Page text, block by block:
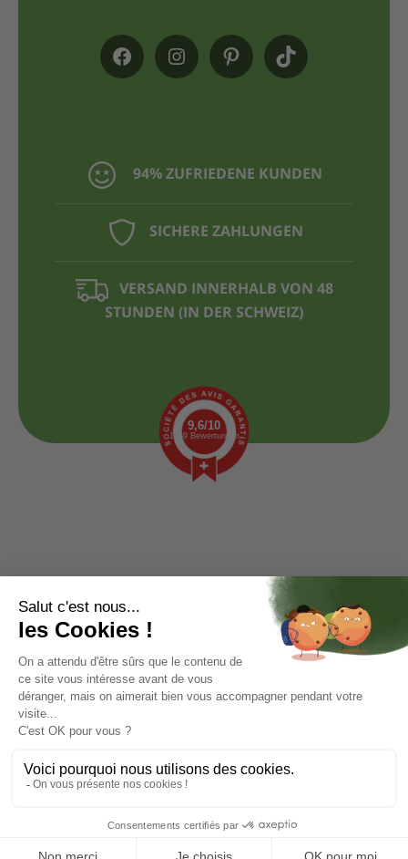
94% ZUFRIEDENE KUNDEN
SICHERE ZAHLUNGEN
VERSAND INNERHALB VON 48
STUNDEN (IN DER SCHWEIZ)
9,6/10
1439 Bewertungen